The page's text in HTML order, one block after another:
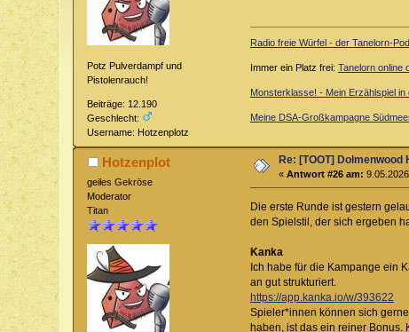
Potz Pulverdampf und
Pistolenrauch!
Beiträge: 12.190
Geschlecht:
Username: Hotzenplotz
Radio freie Würfel - der Tanelorn-
Immer ein Platz frei: Tanelorn online
Monsterklasse! - Mein Erzählspiel
Meine DSA-Großkampagne
Hotzenplot
geiles Gekröse
Moderator
Titan
Re: [TOOT] Dolmenwood
«Antwort #26 am:
Die erste Runde ist gestern
den Spielstil, der sich ergeben
Kanka
Ich habe für die Kampange ein
an gut strukturiert.
https://app.kanka.io/w/393622
Spieler*innen können sich
haben, ist das ein reiner Bonus.